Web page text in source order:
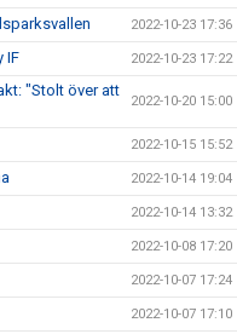
2022-10-23 17:36
IF 2022-10-23 17:22
"Stolt över att
2022-10-20 15:00
2022-10-15 15:52
2022-10-14 19:04
2022-10-14 13:32
2022-10-08 17:20
2022-10-07 17:24
2022-10-07 17:10